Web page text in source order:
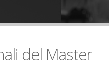
del Master